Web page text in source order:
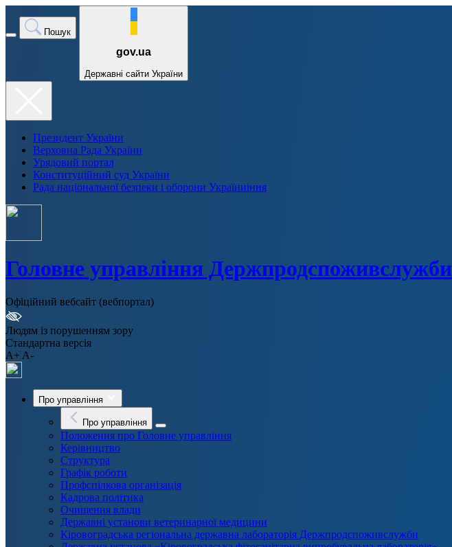
Пошук
gov.ua
Державні сайти України
Президент України
Верховна Рада України
Урядовий портал
Конституційний суд України
Рада національної безпеки і оборони Україниіння
Головне управління Держпродспоживслужби
Офіційний вебсайт (вебпортал)
Людям із порушенням зору
Стандартна версія
A+ A-
Про управління
Про управління
Положення про Головне управління
Керівництво
Структура
Графік роботи
Профспілкова організація
Кадрова політика
Очищення влади
Державні установи ветеринарної медицини
Кіровоградська регіональна державна лабораторія Держпродспоживслужби